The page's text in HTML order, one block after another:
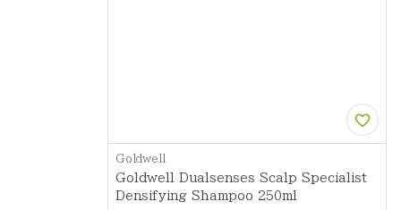
Goldwell
Goldwell Dualsenses Scalp Specialist
Densifying Shampoo 250ml